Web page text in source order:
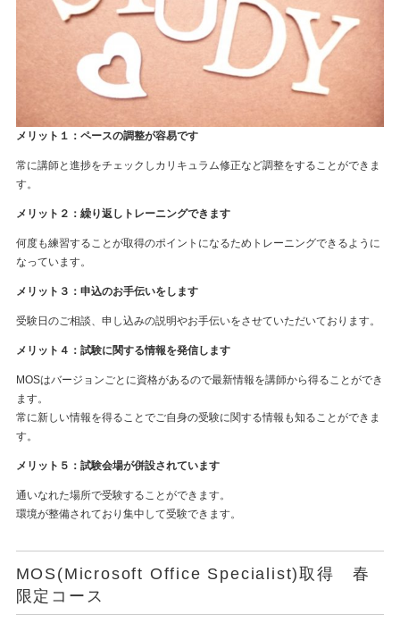
メリット１：ペースの調整が容易です
常に講師と進捗をチェックしカリキュラム修正など調整をすることができま
す。
メリット２：繰り返しトレーニングできます
何度も練習することが取得のポイントになるためトレーニングできるように
なっています。
メリット３：申込のお手伝いをします
受験日のご相談、申し込みの説明やお手伝いをさせていただいております。
メリット４：試験に関する情報を発信します
MOSはバージョンごとに資格があるので最新情報を講師から得ることができ
ます。
常に新しい情報を得ることでご自身の受験に関する情報も知ることができま
す。
メリット５：試験会場が併設されています
通いなれた場所で受験することができます。
環境が整備されており集中して受験できます。
MOS(Microsoft Office Specialist)取得 春
限定コース